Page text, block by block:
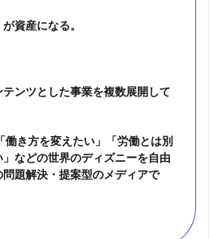
資産になる。
ンツとした事業を複数展開して
働き方を変えたい」「労働とは別
などの世界のディズニーを自由
題解決・提案型のメディアで